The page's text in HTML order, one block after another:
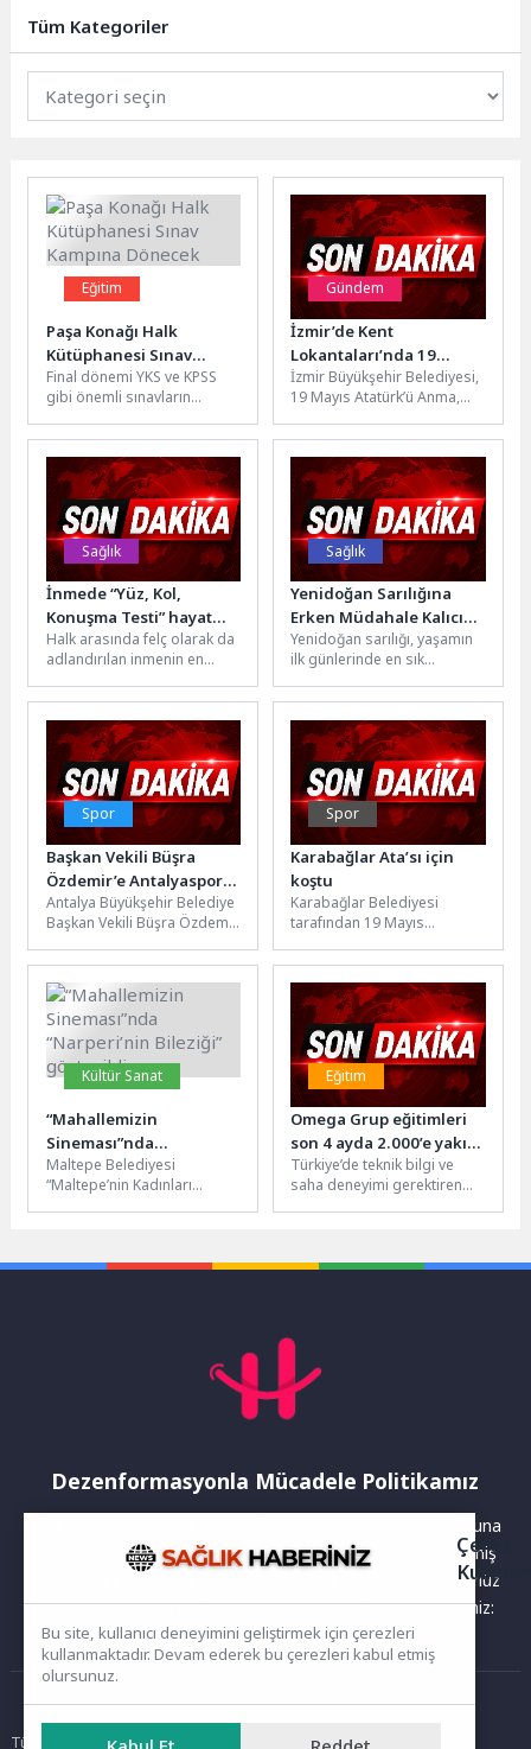
aile kurumunun...
Tüm Kategoriler
Eğitim
Paşa Konağı Halk
Kütüphanesi Sınav
Kampına Dönecek
Final dönemi YKS ve KPSS
gibi önemli sınavların
Nevşehir Belediyesi Paşa
Konağı Halk...
Gündem
İzmir’de Kent
Lokantaları’nda 19
Mayıs’a özel ücretsiz
yemek
İzmir Büyükşehir Belediyesi,
19 Mayıs Atatürk’ü Anma,
kapsamında Kent
Lokantaları’nda yurttaşlara...
Sağlık
İnmede “Yüz, Kol,
Konuşma Testi” hayat
kurtarıyor
Halk arasında felç olarak da
adlandırılan inmenin en
bölgesine giden kan...
Sağlık
Yenidoğan Sarılığına
Erken Müdahale Kalıcı
Beyin Hasarını
Önleyebilir
Yenidoğan sarılığı, yaşamın
ilk günlerinde en sık
sorunlarından biri olarak
görülüyor. Bebeğin
cildinde...
Spor
Başkan Vekili Büşra
Özdemir’e Antalyaspor
yönetiminden teşekkür
ziyareti
Antalya Büyükşehir Belediye
Başkan Vekili Büşra Özdemir,
Mustafa Ergün ve yönetim
kurulunu...
Spor
Karabağlar Ata’sı için
koştu
Karabağlar Belediyesi
tarafından 19 Mayıs
Spor Bayramı kapsamında
bu yıl 10'uncusu...
Kültür Sanat
“Mahallemizin
Sineması”nda
“Narperi’nin Bileziği”
gösterildi
Maltepe Belediyesi
“Maltepe’nin Kadınları
“Narperi’nin Bileziği”
Eğitim
Omega Grup eğitimleri
son 4 ayda 2.000’e yakın
öğrenciye ulaştı
Türkiye’de teknik bilgi ve
saha deneyimi gerektiren
Dezenformasyonla Mücadele Politikamız
Yayınlanan haberler doğruluk ilkesi gözetilerek hazırlanır. Buna
rağmen bazı içeriklerde eksik, hatalı veya güncelliğini yitirmiş
bilgiler bulunabilir.Yanlış veya yanıltıcı olduğunu düşündüğünüz
haberleri aşağıdaki iletişim kanallarından bize bildirebilirsiniz:
Ana Sayfa
Tüm hakları saklıdır. Sitede yer alan içerikler izinsiz kopyalanamaz,
Çerez
Bu site, kullanıcı deneyimini geliştirmek için çerezleri
kullanmaktadır. Devam ederek bu çerezleri kabul etmiş
olursunuz.